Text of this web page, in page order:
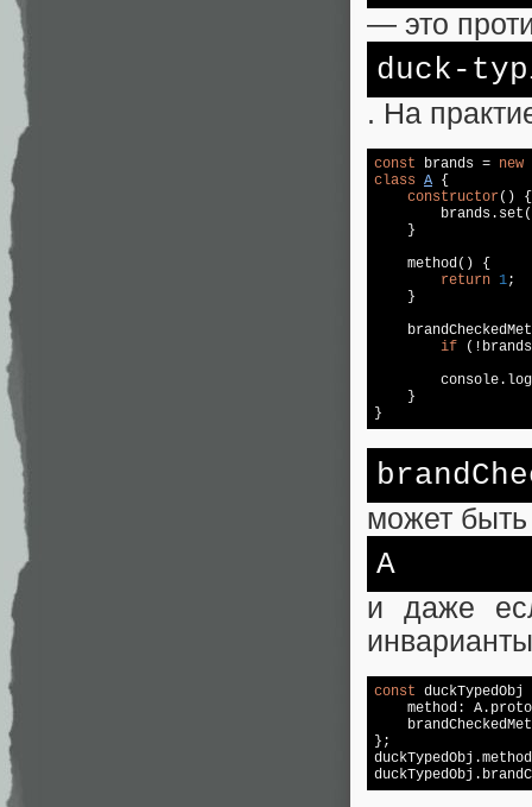
— это
duck-
. На
const brands = new
class A {
constructor() {
        brands.set(
    }
    method() {
return 1;
    }
if
console
    }
}
может
A
и даже
const
method:
};